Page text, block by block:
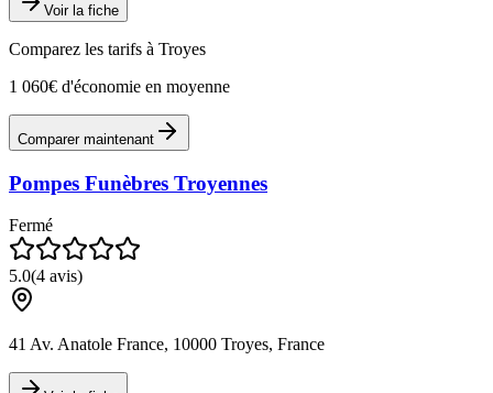
Voir la fiche
Comparez les tarifs à Troyes
1 060€ d'économie en moyenne
Comparer maintenant
Pompes Funèbres Troyennes
Fermé
5.0(4 avis)
41 Av. Anatole France, 10000 Troyes, France